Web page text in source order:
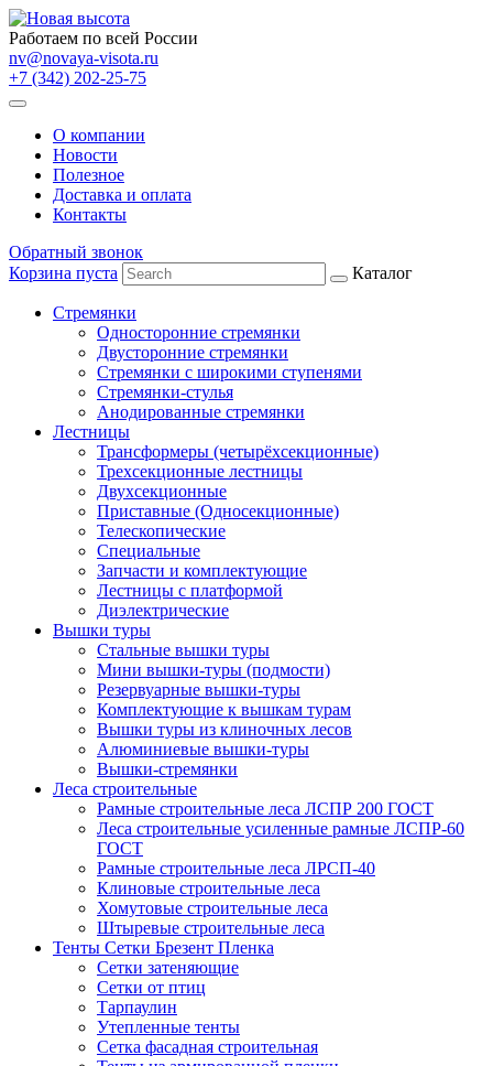
Работаем по всей России
nv@novaya-visota.ru
+7 (342) 202-25-75
О компании
Новости
Полезное
Доставка и оплата
Контакты
Обратный звонок
Корзина пуста
Каталог
Стремянки
Односторонние стремянки
Двусторонние стремянки
Стремянки с широкими ступенями
Стремянки-стулья
Анодированные стремянки
Лестницы
Трансформеры (четырёхсекционные)
Трехсекционные лестницы
Двухсекционные
Приставные (Односекционные)
Телескопические
Специальные
Запчасти и комплектующие
Лестницы с платформой
Диэлектрические
Вышки туры
Стальные вышки туры
Мини вышки-туры (подмости)
Резервуарные вышки-туры
Комплектующие к вышкам турам
Вышки туры из клиночных лесов
Алюминиевые вышки-туры
Вышки-стремянки
Леса строительные
Рамные строительные леса ЛСПР 200 ГОСТ
Леса строительные усиленные рамные ЛСПР-60
ГОСТ
Рамные строительные леса ЛРСП-40
Клиновые строительные леса
Хомутовые строительные леса
Штыревые строительные леса
Тенты Сетки Брезент Пленка
Сетки затеняющие
Сетки от птиц
Тарпаулин
Утепленные тенты
Сетка фасадная строительная